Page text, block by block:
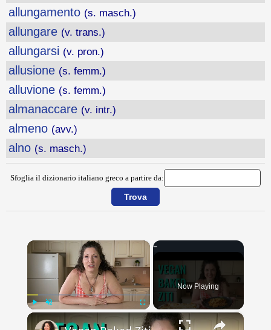
allungamento (s. masch.)
allungare (v. trans.)
allungarsi (v. pron.)
allusione (s. femm.)
alluvione (s. femm.)
almanaccare (v. intr.)
almeno (avv.)
alno (s. masch.)
Sfoglia il dizionario italiano greco a partire da:
×
Fullscreen
Now Playing
×